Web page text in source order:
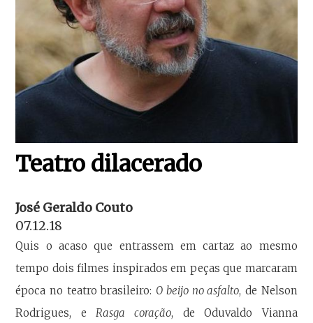
Teatro dilacerado
José Geraldo Couto
07.12.18
Quis o acaso que entrassem em cartaz ao mesmo
tempo dois filmes inspirados em peças que marcaram
época no teatro brasileiro: O beijo no asfalto, de Nelson
Rodrigues, eRasga coração, de Oduvaldo Vianna